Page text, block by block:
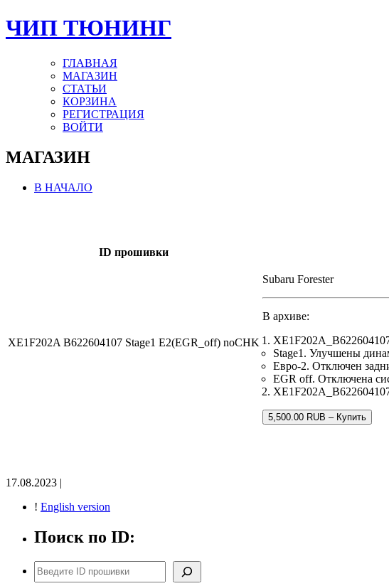
ЧИП ТЮНИНГ
ГЛАВНАЯ
МАГАЗИН
СТАТЬИ
КОРЗИНА
РЕГИСТРАЦИЯ
ВОЙТИ
МАГАЗИН
В НАЧАЛО
ID прошивки
XE1F202A B622604107 Stage1 E2(EGR_off) noCHK
Subaru Forester
В архиве:
Stage1. Улучшены
Евро-2. Отключен
EGR off. Отключена
5,500.00 RUB – Купить
17.08.2023 |
! English version
Поиск по ID:
Поиск